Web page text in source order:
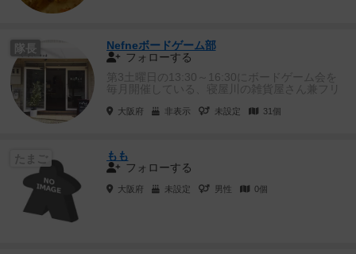
隊長
Nefneボードゲーム部
フォローする
第3土曜日の13:30～16:30にボードゲーム会を
毎月開催している、寝屋川の雑貨屋さん兼フリ
大阪府 非表示 未設定 31個
もも
フォローする
大阪府 未設定 男性 0個